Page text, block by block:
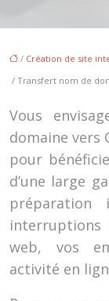
/ Création de site
/ Transfert nom de
Vous
domaine vers
pour
d’une large
préparation
web, vos
activité en